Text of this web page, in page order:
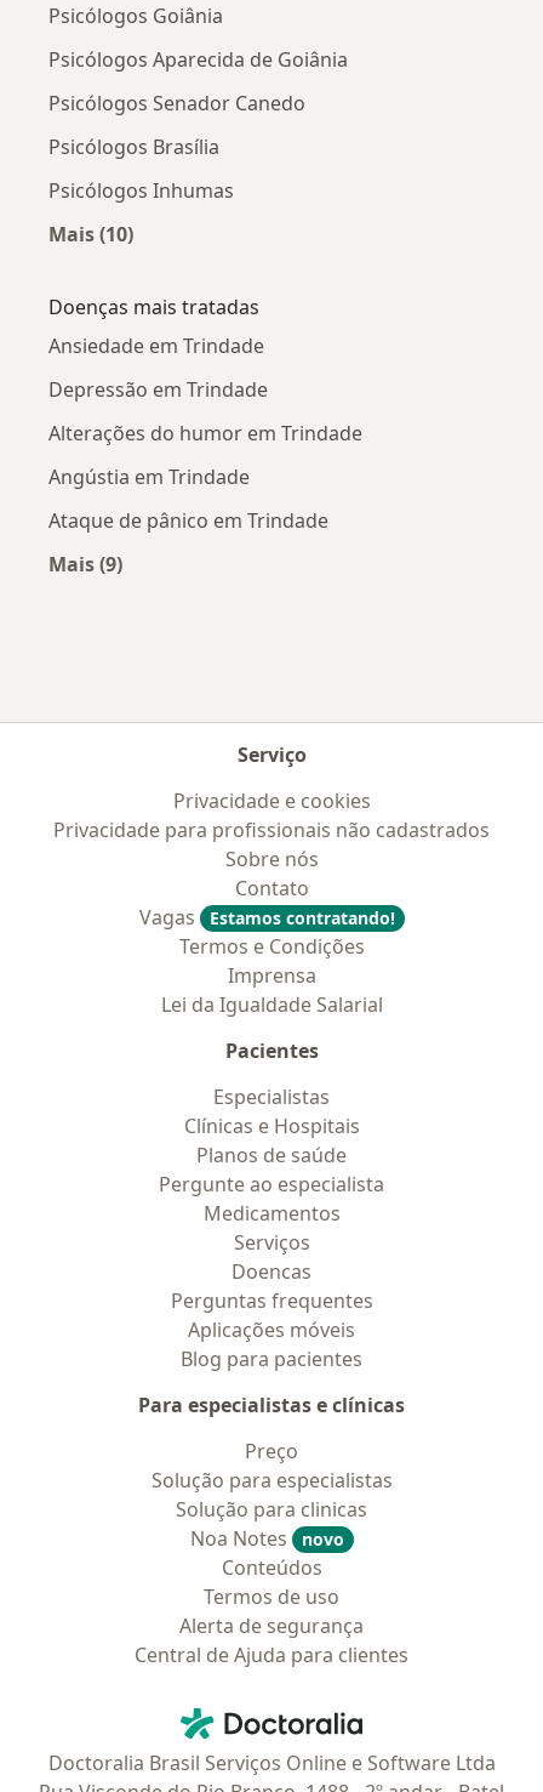
Psicólogos Goiânia
Psicólogos Aparecida de Goiânia
Psicólogos Senador Canedo
Psicólogos Brasília
Psicólogos Inhumas
Mais (10)
Doenças mais tratadas
Ansiedade em Trindade
Depressão em Trindade
Alterações do humor em Trindade
Angústia em Trindade
Ataque de pânico em Trindade
Mais (9)
Serviço
Privacidade e cookies
Privacidade para profissionais não cadastrados
Sobre nós
Contato
Vagas
Estamos contratando!
Termos e Condições
Imprensa
Lei da Igualdade Salarial
Pacientes
Especialistas
Clínicas e Hospitais
Planos de saúde
Pergunte ao especialista
Medicamentos
Serviços
Doencas
Perguntas frequentes
Aplicações móveis
Blog para pacientes
Para especialistas e clínicas
Preço
Solução para especialistas
Solução para clinicas
Noa Notes
novo
Conteúdos
Termos de uso
Alerta de segurança
Central de Ajuda para clientes
Doctoralia - Homepage
Doctoralia Brasil Serviços Online e Software Ltda